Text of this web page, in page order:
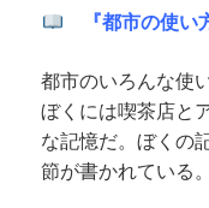
『都市の使い
都市のいろんな使
ぼくには喫茶店と
な記憶だ。ぼくの
節が書かれている。